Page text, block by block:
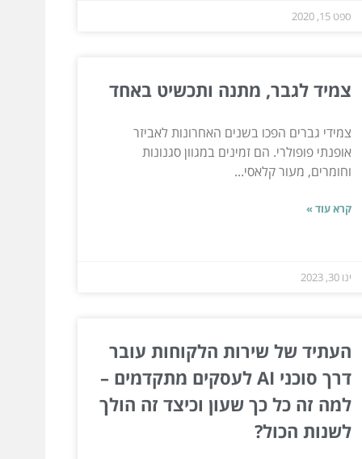
ספט 15, 2020
צמיד לגבר, מתנה ותכשיט באחד
צמידי גברים הפכו בשנים האחרונות לאביזר
אופנתי פופולרי. הם זמינים במגוון סגנונות
וחומרים, מעור קלאסי...
קרא עוד »
ינו 30, 2023
העתיד של שירות הלקוחות עובר
דרך סוכני AI לעסקים מתקדמים –
למה זה כל כך שעון וכיצד זה הולך
לשנות הכול?